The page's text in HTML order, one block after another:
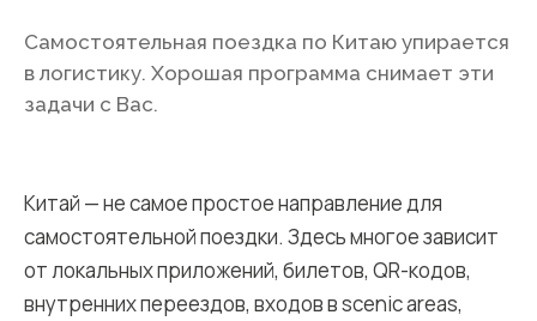
Самостоятельная поездка по Китаю упирается
в логистику. Хорошая программа снимает эти
задачи с Вас.
Китай — не самое простое направление для
самостоятельной поездки. Здесь многое зависит
от локальных приложений, билетов, QR-кодов,
внутренних переездов, входов в scenic areas,